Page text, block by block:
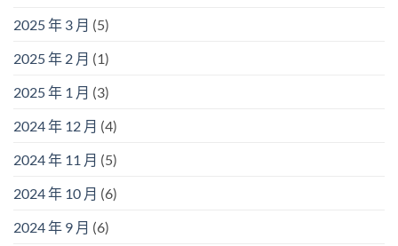
2025 年 3 月 (5)
2025 年 2 月 (1)
2025 年 1 月 (3)
2024 年 12 月 (4)
2024 年 11 月 (5)
2024 年 10 月 (6)
2024 年 9 月 (6)